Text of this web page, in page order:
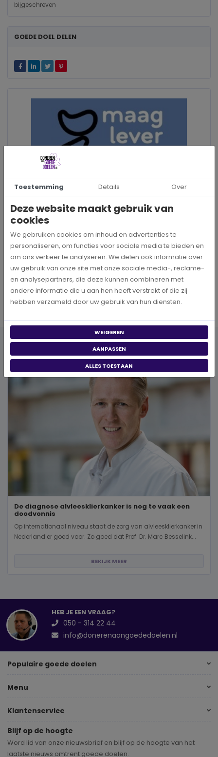
bijgeschreven
GOEDE DOEL DELEN
INFORMATIE
Stationsplein 123
3818 LE AMERSFOORT
Publicaties
De diagnose alvleesklierkanker is nog te vaak een
doodvonnis
Op internationaal niveau staat de zorg van alvleesklierkanker in
Nederland er goed voor. Zo goed dat Prof. Dr. Marc Besselink...
BEKIJK MEER
HEB JE EEN VRAAG?
050 - 314 22 44
info@donerenaangoededoelen.nl
Populaire goede doelen
Menu
Klantenservice
Blijf op de hoogte
Word lid van onze nieuwsbrief en blijf op de hoogte van het
laatste nieuws omtrent goede doelen.
Toestemming Details Over
Deze website maakt gebruik van
cookies
We gebruiken cookies om inhoud en advertenties te
personaliseren, om functies voor sociale media te bieden en
om ons verkeer te analyseren. We delen ook informatie over
uw gebruik van onze site met onze sociale media-, reclame-
en analysepartners, die deze kunnen combineren met
andere informatie die u aan hen heeft verstrekt of die zij
hebben verzameld door uw gebruik van hun diensten.
WEIGEREN
AANPASSEN
ALLES TOESTAAN